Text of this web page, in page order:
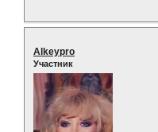
Alkeypro
Участник